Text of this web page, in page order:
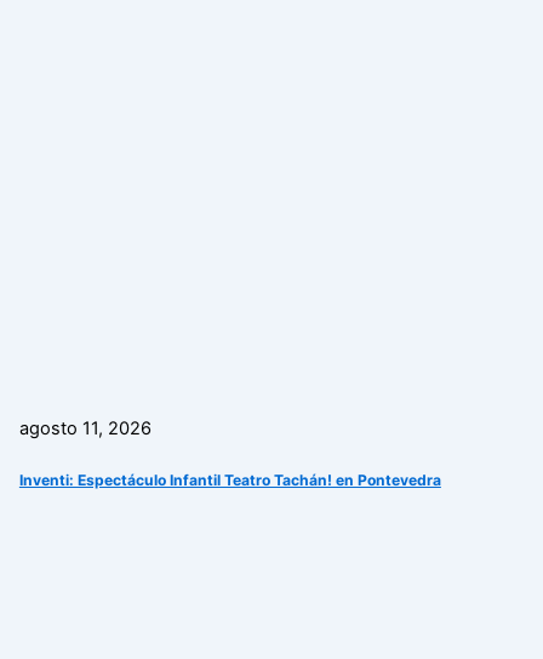
agosto 11, 2026
Inventi: Espectáculo Infantil Teatro Tachán! en Pontevedra